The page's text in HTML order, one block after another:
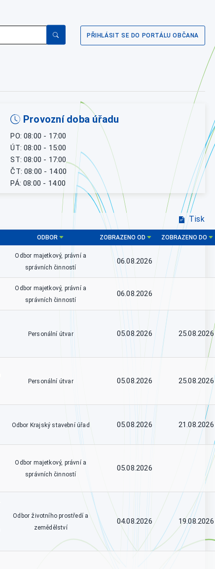
PŘIHLÁSIT SE DO PORTÁLU OBČANA
Provozní doba úřadu
PO: 08:00 - 17:00
ÚT: 08:00 - 15:00
ST: 08:00 - 17:00
ČT: 08:00 - 14:00
PÁ: 08:00 - 14:00
Tisk
ODBOR ZOBRAZENO OD ZOBRAZENO DO
Odbor majetkový, právní a
správních činností
06.08.2026
Odbor majetkový, právní a
správních činností
06.08.2026
Personální útvar 05.08.2026 25.08.2026
Personální útvar 05.08.2026 25.08.2026
Odbor Krajský stavební úřad 05.08.2026 21.08.2026
Odbor majetkový, právní a
správních činností
05.08.2026
Odbor životního prostředí a
zemědělství
04.08.2026 19.08.2026